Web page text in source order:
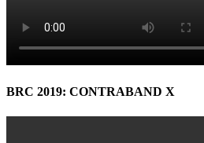
BRC 2019: CONTRABAND X